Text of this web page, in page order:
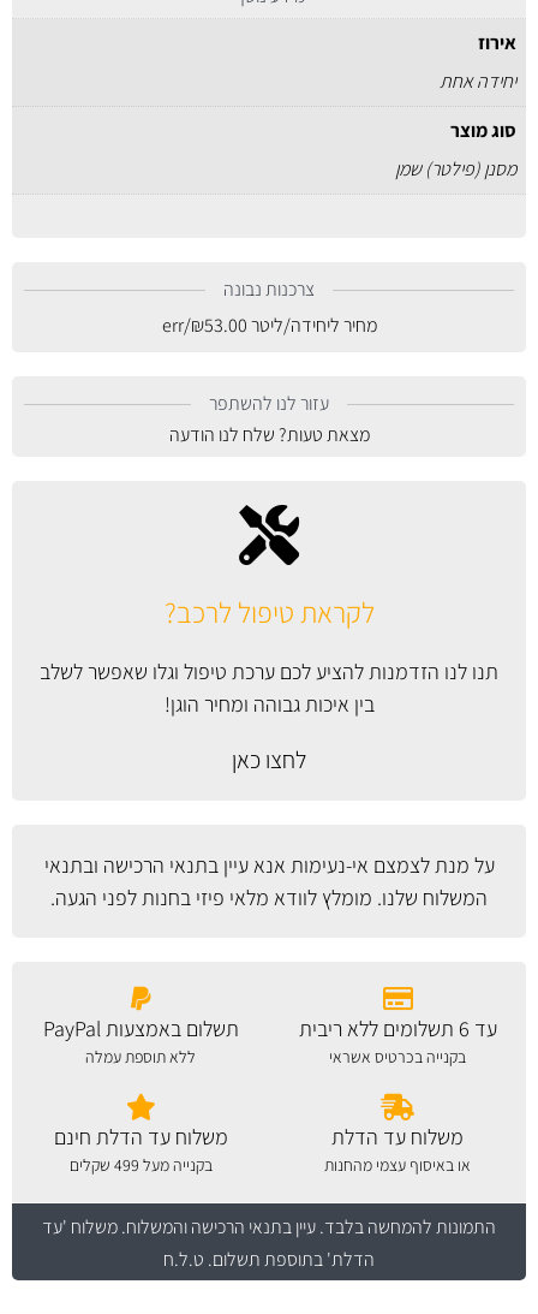
לקראת טיפול לרכב?
תנו לנו הזדמנות להציע לכם ערכת טיפול וגלו שאפשר לשלב
בין איכות גבוהה ומחיר הוגן!
לחצו כאן
על מנת לצמצם אי-נעימות אנא עייןבתנאי הרכישה ובתנאי
המשלוח שלנו. מומלץ לוודא מלאי פיזי בחנות לפני הגעה.
אירוז
יחידה אחת
סוג מוצר
מסנן (פילטר) שמן
צרכנות נבונה
מחיר ליחידה/ליטר
₪53.00
/err
עזור לנו להשתפר
מצאת טעות? שלח לנו הודעה
עד 6 תשלומים ללא ריבית
בקנייה בכרטיס אשראי
תשלום באמצעות PayPal
ללא תוספת עמלה
משלוח עד הדלת
או באיסוף עצמי מהחנות
משלוח עד הדלת חינם
בקנייה מעל 499 שקלים
התמונות להמחשה בלבד.עיין בתנאי הרכישה והמשלוח. משלוח 'עד
הדלת' בתוספת תשלום. ט.ל.ח